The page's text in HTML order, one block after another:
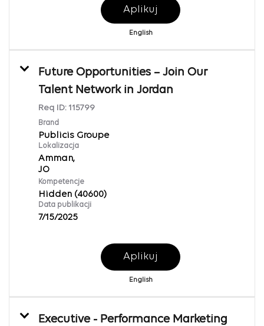
Aplikuj
English
Future Opportunities – Join Our
Talent Network in Jordan
Req ID: 115799
Brand
Publicis Groupe
Lokalizacja
Amman,
Kompetencje
Hidden (40600)
Data publikacji
7/15/2025
Aplikuj
English
Executive - Performance Marketing